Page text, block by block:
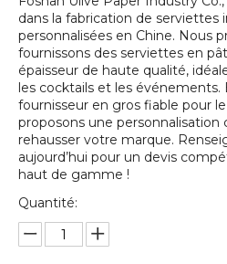
dans la fabrication de serviettes
personnalisées en Chine. Nous
fournissons des serviettes en
épaisseur de haute qualité,
les cocktails et les événements.
fournisseur en gros fiable pour
proposons une
rehausser votre marque.
aujourd’hui pour un devis
haut de gamme !
Quantité: